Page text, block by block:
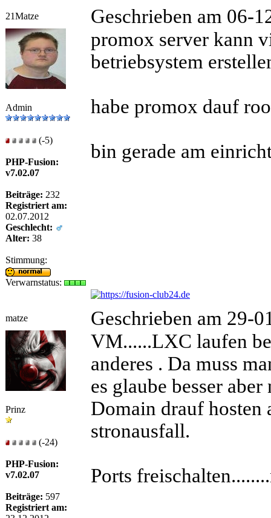
21Matze Geschrieben am 06-
Admin
(-5)
PHP-Fusion:
v7.02.07
Beiträge: 232
Registriert am:
02.07.2012
Geschlecht:
Alter: 38
Stimmung:
promox server kann
betriebsystem
habe promox dauf
bin gerade am
Verwarnstatus:
matze Geschrieben am 29-
Prinz
(-24)
PHP-Fusion:
v7.02.07
Beiträge: 597
Registriert am:
VM......LXC laufen
anderes . Da muss
es glaube besser
Domain drauf hosten
stronausfall.
Ports